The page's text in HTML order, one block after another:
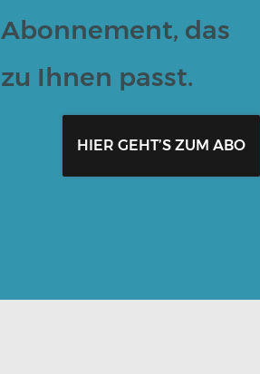
Abonnement, das
zu Ihnen passt.
HIER GEHT’S ZUM ABO